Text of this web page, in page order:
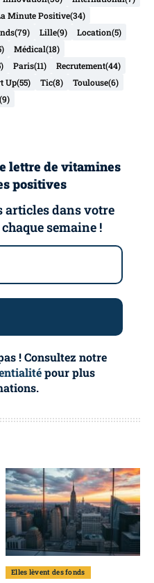
Minute Positive(34)
(79) Lille(9) Location(5)
Médical(18)
Paris(11) Recrutement(44)
Up(55) Tic(8) Toulouse(6)
(9)
lettre de vitamines
positives
articles dans votre
semaine !
! Consultez notre
pour plus
Elles lèvent des fonds